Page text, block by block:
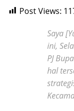
Post Views:
Saya
ini,
PJ
hal